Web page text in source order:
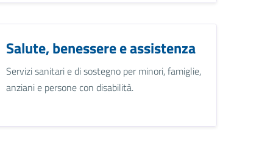
Salute, benessere e assistenza
Servizi sanitari e di sostegno per minori, famiglie,
anziani e persone con disabilità.